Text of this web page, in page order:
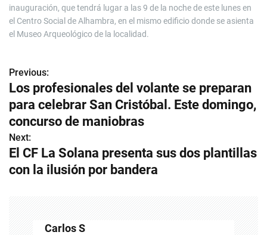
inauguración, que tendrá lugar a las 9 de la noche de este lunes en
el Centro Social de Alhambra, en el mismo edificio donde se asienta
el Museo Arqueológico de la localidad.
N
a
v
e
g
Previous:
Los profesionales del volante se preparan
para celebrar San Cristóbal. Este domingo,
concurso de maniobras
Next:
El CF La Solana presenta sus dos plantillas
con la ilusión por bandera
Carlos S